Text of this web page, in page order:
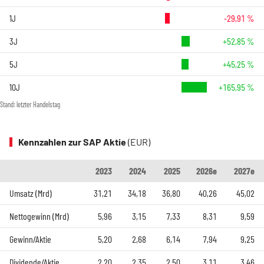
1J -29,91 %
3J +52,85 %
5J +45,25 %
10J +165,95 %
Stand: letzter Handelstag
Kennzahlen zur SAP Aktie(EUR)
2023 2024 2025 2026e
2027e
Umsatz (Mrd)
31,21 34,18 36,80 40,26 45,02
Nettogewinn (Mrd) 5,96 3,15 7,33 8,31 9,59
Gewinn/Aktie 5,20 2,68 6,14 7,94 9,25